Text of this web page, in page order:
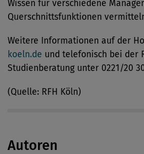
Wissen für verschiedene
Querschnittsfunktionen
Weitere Informationen auf der
koeln.de und telefonisch bei der
Studienberatung unter 0221/20
(Quelle: RFH Köln)
Autoren